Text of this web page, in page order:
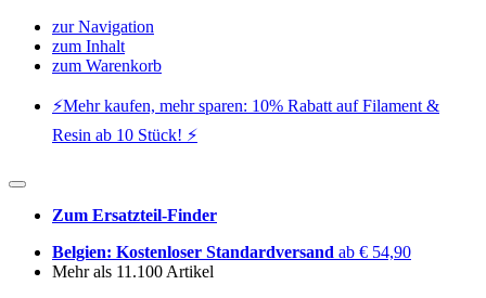
zur Navigation
zum Inhalt
zum Warenkorb
⚡️Mehr kaufen, mehr sparen: 10% Rabatt auf Filament &
Resin ab 10 Stück! ⚡️
Zum Ersatzteil-Finder
Belgien: Kostenloser Standardversand ab € 54,90
Mehr als 11.100 Artikel